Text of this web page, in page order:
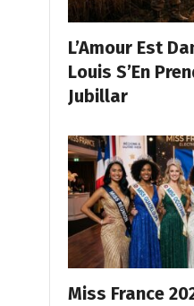
L’Amour Est
Louis S’En
Jubillar
Miss France